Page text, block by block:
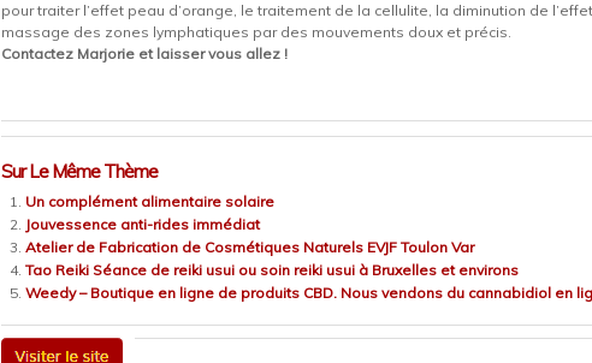
pour traiter l’effet peau d’orange, le traitement de la cellulite, la diminution de
massage des zones lymphatiques par des mouvements doux et précis.
Contactez Marjorie et laisser vous allez !
Sur Le Même Thème
Un complément alimentaire solaire
Jouvessence anti-rides immédiat
Atelier de Fabrication de Cosmétiques Naturels EVJF Toulon Var
Tao Reiki Séance de reiki usui ou soin reiki usui à Bruxelles et environs
Weedy – Boutique en ligne de produits CBD. Nous vendons du cannabidiol en